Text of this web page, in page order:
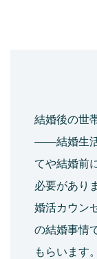
結婚後の世
――結婚生活
てや結婚前
必要があり
婚活カウン
の結婚事情
もらいます。